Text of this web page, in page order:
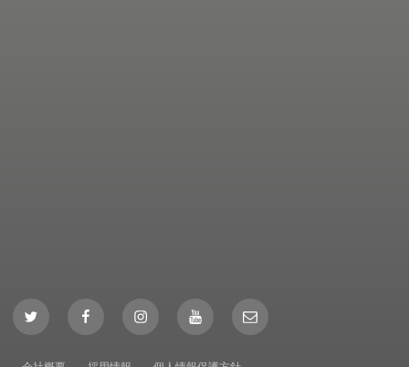
Twitter FacebookInstagramYouTubeMail